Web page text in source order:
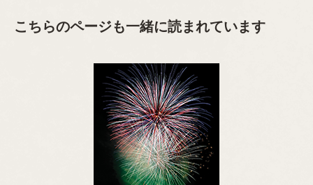
こちらのページも一緒に読まれています